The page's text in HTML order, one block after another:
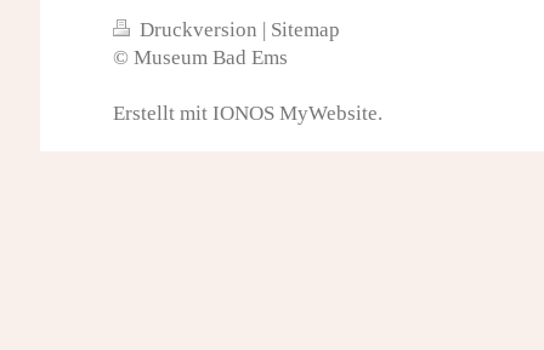
Druckversion | Sitemap
© Museum Bad Ems
Erstellt mit IONOS MyWebsite.